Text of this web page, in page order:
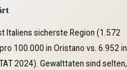
Italiens sicherste Region (1.572
100.000 in Oristano vs. 6.952 in
2024). Gewalttaten sind selten,